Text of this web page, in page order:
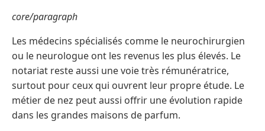
core/paragraph
Les médecins spécialisés comme le neurochirurgien
ou le neurologue ont les revenus les plus élevés. Le
notariat reste aussi une voie très rémunératrice,
surtout pour ceux qui ouvrent leur propre étude. Le
métier de nez peut aussi offrir une évolution rapide
dans les grandes maisons de parfum.